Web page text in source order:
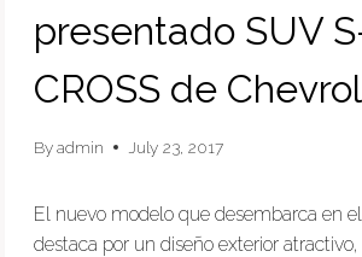
presentado SUV
CROSS de
Byadmin July 23, 2017
El nuevo modelo que desembarca en
destaca por un diseño exterior